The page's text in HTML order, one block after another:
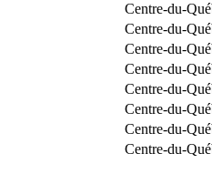
Centre-du-
Centre-du-
Centre-du-
Centre-du-
Centre-du-
Centre-du-
Centre-du-
Centre-du-